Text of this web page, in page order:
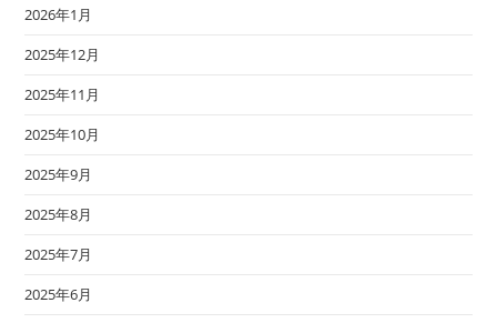
2026年1月
2025年12月
2025年11月
2025年10月
2025年9月
2025年8月
2025年7月
2025年6月